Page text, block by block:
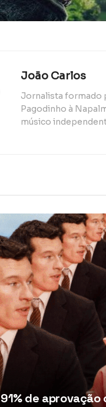
João Carlos
Jornalista formado
Pagodinho à
músico
de